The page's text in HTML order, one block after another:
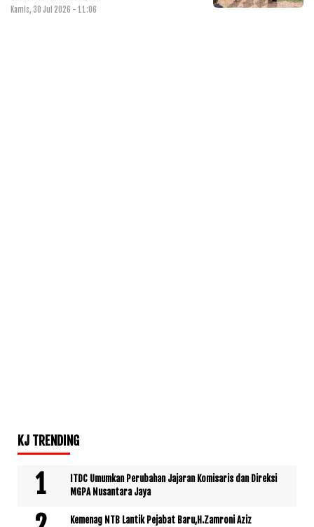
Kamis, 30 Jul 2026 - 11:06
KJ TRENDING
ITDC Umumkan Perubahan Jajaran Komisaris dan Direksi
MGPA Nusantara Jaya
Kemenag NTB Lantik Pejabat Baru,H.Zamroni Aziz